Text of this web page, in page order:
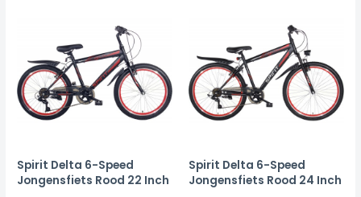
Spirit Delta 6-Speed
Jongensfiets Rood 22 Inch
Spirit Delta 6-Speed
Jongensfiets Rood 24 Inch